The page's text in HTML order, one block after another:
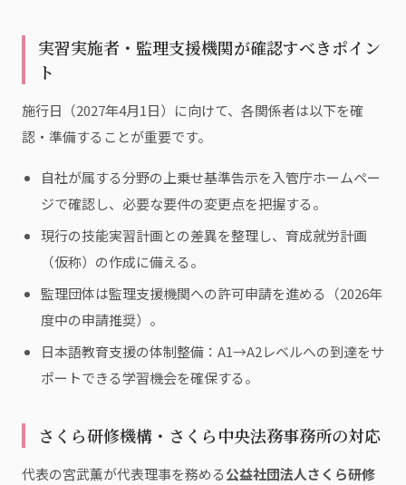
実習実施者・監理支援機関が確認すべきポイン
ト
施行日（2027年4月1日）に向けて、各関係者は以下を確
認・準備することが重要です。
自社が属する分野の上乗せ基準告示を入管庁ホームペー
ジで確認し、必要な要件の変更点を把握する。
現行の技能実習計画との差異を整理し、育成就労計画
（仮称）の作成に備える。
監理団体は監理支援機関への許可申請を進める（2026年
度中の申請推奨）。
日本語教育支援の体制整備：A1→A2レベルへの到達をサ
ポートできる学習機会を確保する。
さくら研修機構・さくら中央法務事務所の対応
代表の宮武薫が代表理事を務める公益社団法人さくら研修